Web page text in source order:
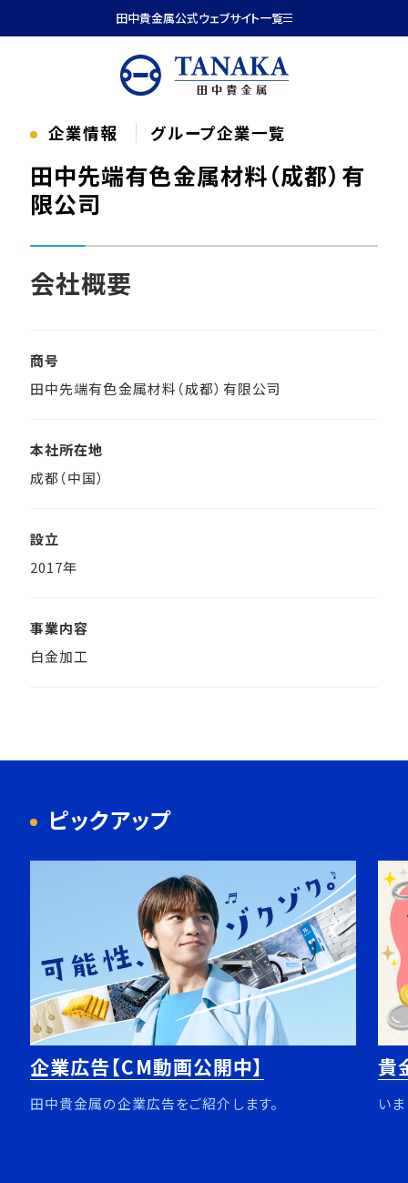
田中貴金属公式ウェブサイト一覧
企業情報 グループ企業一覧
田中先端有色金属材料（成都）有
限公司
会社概要
商号
田中先端有色金属材料（成都）有限公司
本社所在地
成都（中国）
設立
2017年
事業内容
白金加工
ピックアップ
企業広告【CM動画公開中】
田中貴金属の企業広告をご紹介します。
貴
い